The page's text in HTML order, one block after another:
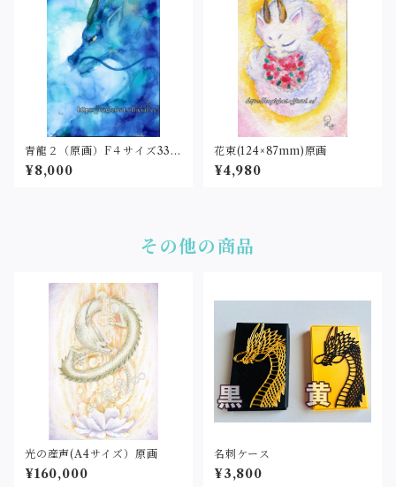
青龍２（原画）F４サイズ333
×242
¥8,000
花束(124×87mm)原画
¥4,980
その他の商品
光の産声(A4サイズ）原画
¥160,000
名刺ケース
¥3,800